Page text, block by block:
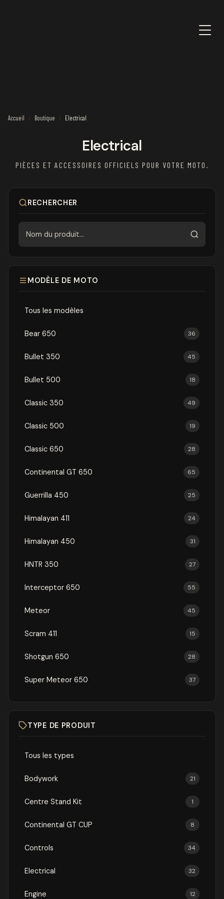
Accueil / Boutique / Electrical
Electrical
PIÈCES ET ACCESSOIRES OFFICIELS POUR VOTRE MOTO.
RECHERCHER
MODÈLE DE MOTO
Tous les modèles
Bear 650 36
Bullet 350 45
Bullet 500 18
Classic 350 49
Classic 500 19
Classic 650 28
Continental GT 650 65
Guerrilla 450 25
Himalayan 411 24
Himalayan 450 31
HNTR 350 27
Interceptor 650 55
Meteor 45
Scram 411 15
Shotgun 650 28
Super Meteor 650 37
TYPE DE PRODUIT
Tous les types
Bodywork 21
Centre Stand Kit 1
Continental GT CUP 8
Controls 34
Electrical 32
Engine 12